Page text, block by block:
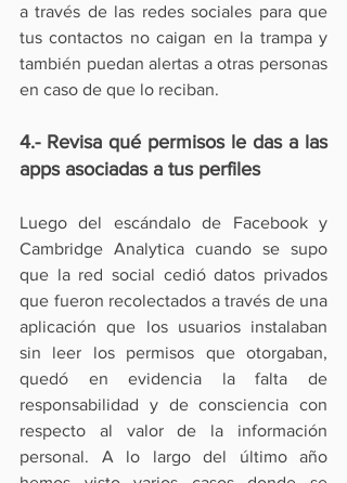
a través de las redes sociales para que
tus contactos no caigan en la trampa y
también puedan alertas a otras personas
en caso de que lo reciban.
4.- Revisa qué permisos le das a las
apps asociadas a tus perfiles
Luego del escándalo de Facebook y
Cambridge Analytica cuando se supo
que la red social cedió datos privados
que fueron recolectados a través de una
aplicación que los usuarios instalaban
sin leer los permisos que otorgaban,
quedó en evidencia la falta de
responsabilidad y de consciencia con
respecto al valor de la información
personal. A lo largo del último año